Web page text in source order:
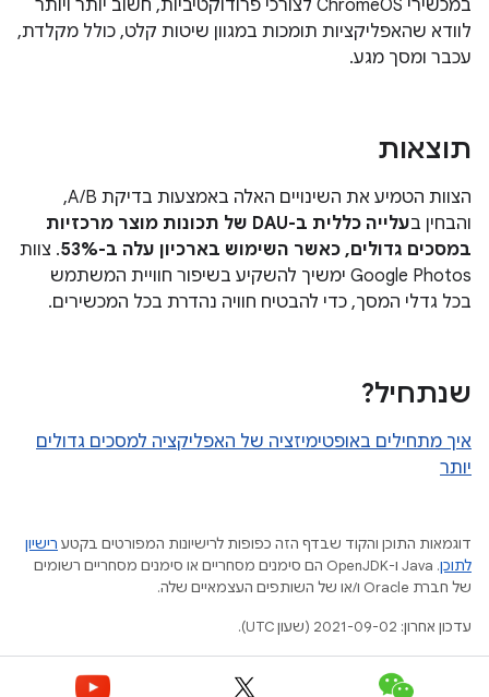
במכשירי ChromeOS לצורכי פרודוקטיביות, חשוב יותר ויותר
לוודא שהאפליקציות תומכות במגוון שיטות קלט, כולל מקלדת,
עכבר ומסך מגע.
תוצאות
הצוות הטמיע את השינויים האלה באמצעות בדיקת A/B,
והבחין ב
עלייה כללית ב-DAU של תכונות מוצר מרכזיות
במסכים גדולים, כאשר השימוש בארכיון עלה ב-53%
. צוות
Google Photos ימשיך להשקיע בשיפור חוויית המשתמש
בכל גדלי המסך, כדי להבטיח חוויה נהדרת בכל המכשירים.
שנתחיל?
איך מתחילים באופטימיזציה של האפליקציה למסכים גדולים
יותר
דוגמאות התוכן והקוד שבדף הזה כפופות לרישיונות המפורטים בקטע רישיון
לתוכן
.‏ Java ו-OpenJDK הם סימנים מסחריים או סימנים מסחריים רשומים
של חברת Oracle ו/או של השותפים העצמאיים שלה.
עדכון אחרון: 2021-09-02 (שעון UTC).